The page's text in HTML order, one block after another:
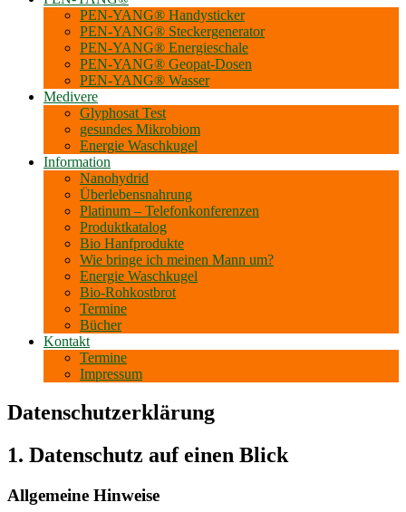
PEN-YANG® Handysticker
PEN-YANG® Steckergenerator
PEN-YANG® Energieschale
PEN-YANG® Geopat-Dosen
PEN-YANG® Wasser
Medivere
Glyphosat Test
gesundes Mikrobiom
Energie Waschkugel
Information
Nanohydrid
Überlebensnahrung
Platinum – Telefonkonferenzen
Produktkatalog
Bio Hanf­produkte
Wie bringe ich meinen Mann um?
Energie Waschkugel
Bio-Rohkostbrot
Termine
Bücher
Kontakt
Termine
Impressum
Datenschutzerklärung
1. Datenschutz auf einen Blick
Allgemeine Hinweise